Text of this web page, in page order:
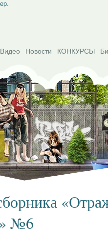
Видео Новости КОНКУРСЫ
№6